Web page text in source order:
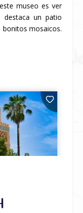
museo es ver
destaca un patio
mosaicos.